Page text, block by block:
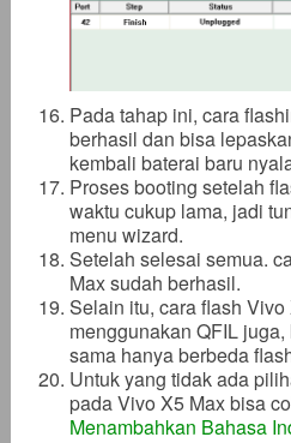
Pada tahap ini, cara
berhasil dan bisa
kembali baterai baru
Proses booting setelah
waktu cukup lama, jadi
menu wizard.
Setelah selesai semua.
Max sudah berhasil.
Selain itu, cara flash
menggunakan QFIL
sama hanya berbeda
Untuk yang tidak ada
pada Vivo X5 Max bisa
Menambahkan Bahasa